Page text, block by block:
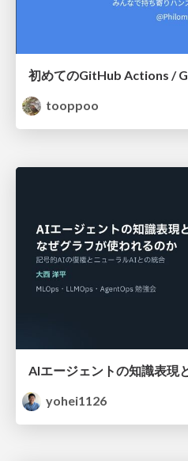
初めてのGitHub Actions /
tooppoo
yohei1126